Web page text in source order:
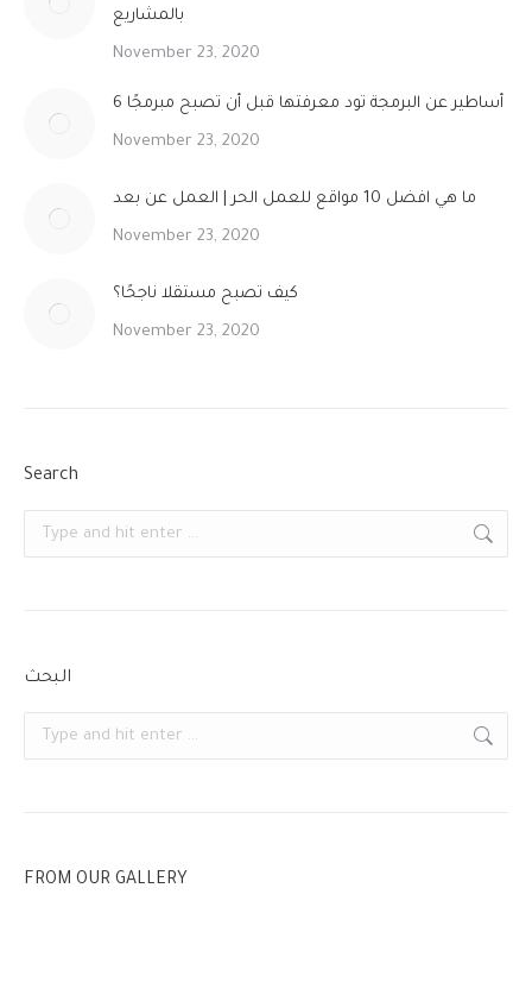
بالمشاريع
November 23, 2020
6 أساطير عن البرمجة تود معرفتها قبل أن تصبح مبرمجًا
November 23, 2020
ما هي افضل 10 مواقع للعمل الحر | العمل عن بعد
November 23, 2020
كيف تصبح مستقلا ناجحًا؟
November 23, 2020
Search
Search:
البحث
Search:
FROM OUR GALLERY